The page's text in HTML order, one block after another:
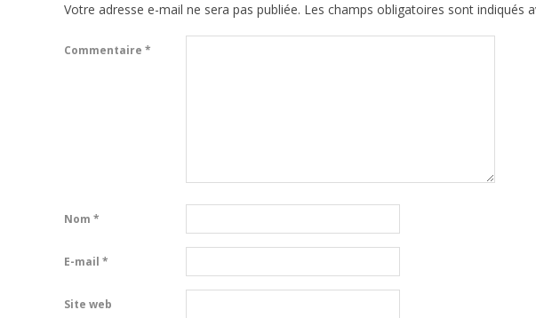
Votre adresse e-mail ne sera pas publiée. Les champs obligatoires sont indiqués
Commentaire *
Nom *
E-mail *
Site web